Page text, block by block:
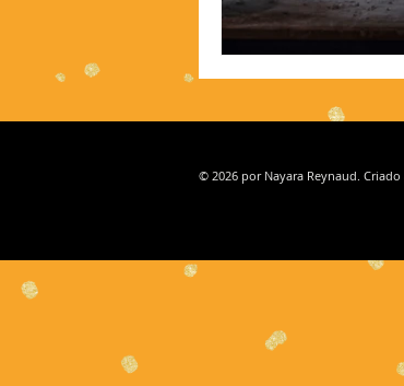
© 2026 por Nayara Reynaud.